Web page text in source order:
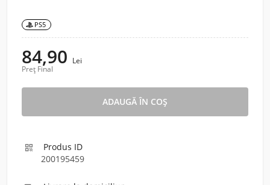
PS5
84,90 Lei
Preț Final

Produs ID
200195459